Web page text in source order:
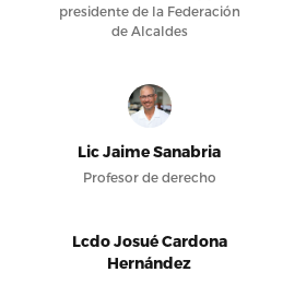
presidente de la Federación
de Alcaldes
Lic Jaime Sanabria
Profesor de derecho
Lcdo Josué Cardona
Hernández